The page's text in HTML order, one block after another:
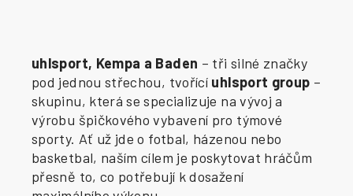
uhlsport, Kempa a Baden – tři silné značky
pod jednou střechou, tvořící uhlsport group –
skupinu, která se specializuje na vývoj a
výrobu špičkového vybavení pro týmové
sporty. Ať už jde o fotbal, házenou nebo
basketbal, naším cílem je poskytovat hráčům
přesně to, co potřebují k dosažení